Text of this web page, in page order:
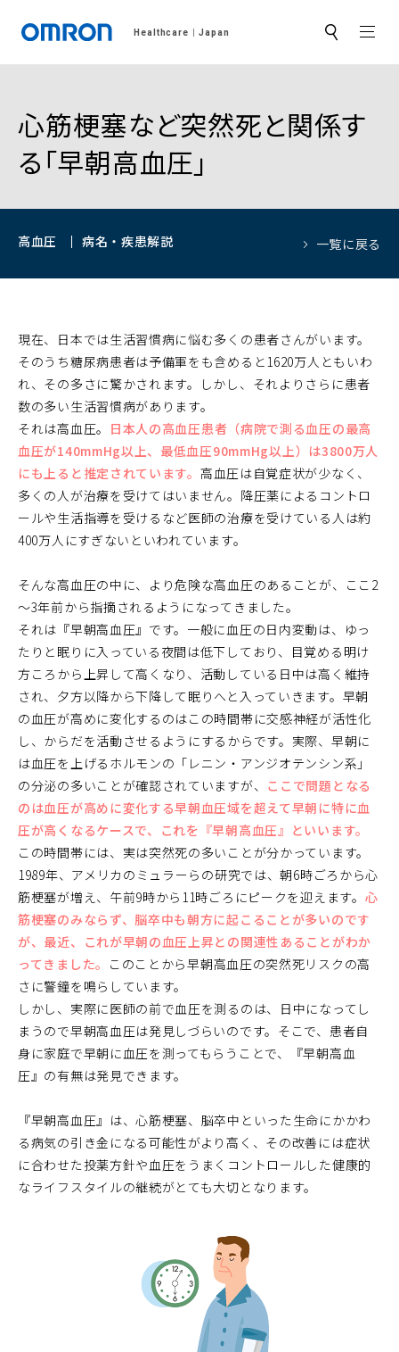
Healthcare Japan サ
ト
索
心筋梗塞など突然死と関係す
る「早朝高血圧」
高血圧 病名・疾患解説 一覧に戻る
現在、日本では生活習慣病に悩む多くの患者さんがいます。
そのうち糖尿病患者は予備軍をも含めると1620万人ともいわ
れ、その多さに驚かされます。しかし、それよりさらに患者
数の多い生活習慣病があります。
それは高血圧。 日本人の高血圧患者（病院で測る血圧の最高
血圧が140mmHg以上、最低血圧90mmHg以上）は3800万人
にも上ると推定されています。 高血圧は自覚症状が少なく、
多くの人が治療を受けてはいません。降圧薬によるコントロ
ールや生活指導を受けるなど医師の治療を受けている人は約
400万人にすぎないといわれています。
そんな高血圧の中に、より危険な高血圧のあることが、ここ2
～3年前から指摘されるようになってきました。
それは『早朝高血圧』です。一般に血圧の日内変動は、ゆっ
たりと眠りに入っている夜間は低下しており、目覚める明け
方ころから上昇して高くなり、活動している日中は高く維持
され、夕方以降から下降して眠りへと入っていきます。早朝
の血圧が高めに変化するのはこの時間帯に交感神経が活性化
し、からだを活動させるようにするからです。実際、早朝に
は血圧を上げるホルモンの「レニン・アンジオテンシン系」
の分泌の多いことが確認されていますが、 ここで問題となる
のは血圧が高めに変化する早朝血圧域を超えて早朝に特に血
圧が高くなるケースで、これを『早朝高血圧』といいます。
この時間帯には、実は突然死の多いことが分かっています。
1989年、アメリカのミュラーらの研究では、朝6時ごろから心
筋梗塞が増え、午前9時から11時ごろにピークを迎えます。 心
筋梗塞のみならず、脳卒中も朝方に起こることが多いのです
が、最近、これが早朝の血圧上昇との関連性あることがわか
ってきました。 このことから早朝高血圧の突然死リスクの高
さに警鐘を鳴らしています。
しかし、実際に医師の前で血圧を測るのは、日中になってし
まうので早朝高血圧は発見しづらいのです。そこで、患者自
身に家庭で早朝に血圧を測ってもらうことで、『早朝高血
圧』の有無は発見できます。
『早朝高血圧』は、心筋梗塞、脳卒中といった生命にかかわ
る病気の引き金になる可能性がより高く、その改善には症状
に合わせた投薬方針や血圧をうまくコントロールした健康的
なライフスタイルの継続がとても大切となります。